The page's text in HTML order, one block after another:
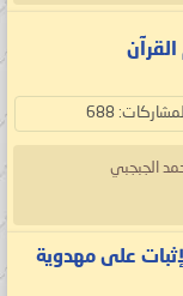
المشاركات: 688
الجبجبي
على مهدوية